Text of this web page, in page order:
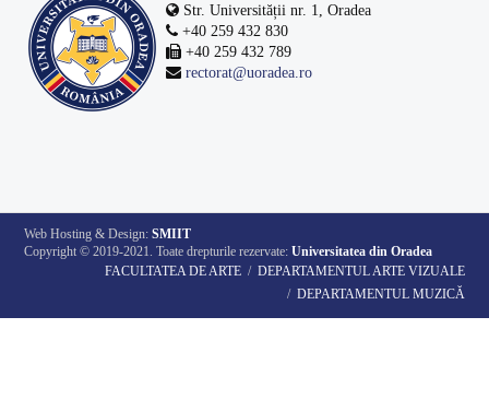
Str. Universității nr. 1, Oradea
+40 259 432 830
+40 259 432 789
rectorat@uoradea.ro
Web Hosting & Design: SMIIT
Copyright © 2019-2021. Toate drepturile rezervate: Universitatea din Oradea
FACULTATEA DE ARTE
DEPARTAMENTUL ARTE VIZUALE
DEPARTAMENTUL MUZICĂ